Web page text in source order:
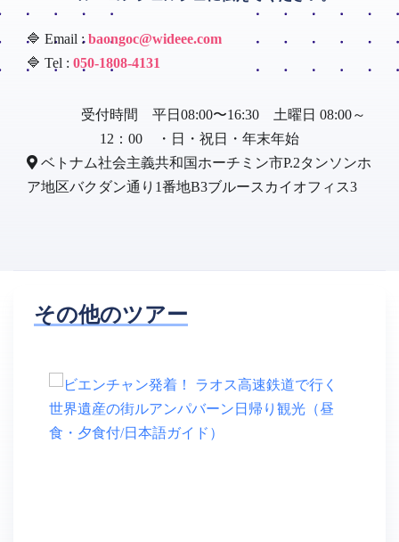
🔷 Email :baongoc@wideee.com
🔷 Tel : 050-1808-4131
受付時間 平日08:00〜16:30 土曜日 08:00～
12：00 ・日・祝日・年末年始
ベトナム社会主義共和国ホーチミン市P.2タンソンホ
ア地区バクダン通り1番地B3ブルースカイオフィス3
その他のツアー